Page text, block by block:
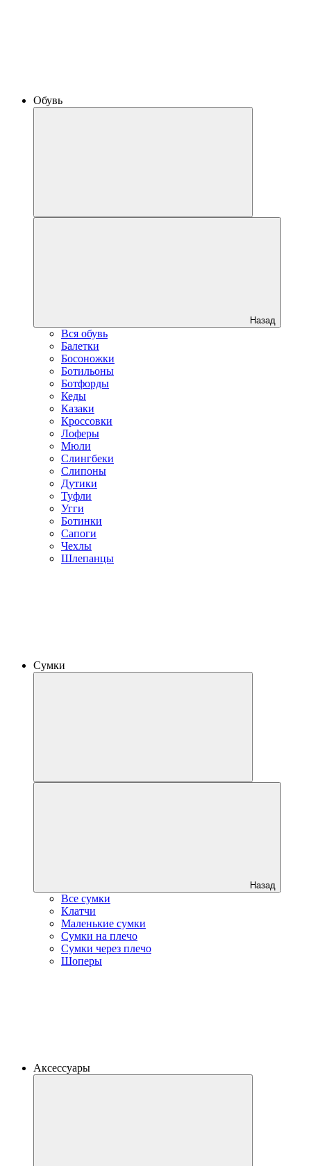
Обувь
Назад
Вся обувь
Балетки
Босоножки
Ботильоны
Ботфорды
Кеды
Казаки
Кроссовки
Лоферы
Мюли
Слингбеки
Слипоны
Дутики
Туфли
Угги
Ботинки
Сапоги
Чехлы
Шлепанцы
Сумки
Назад
Все сумки
Клатчи
Маленькие сумки
Сумки на плечо
Сумки через плечо
Шоперы
Аксессуары